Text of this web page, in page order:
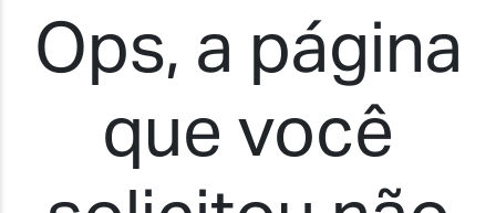
Ops, a página
que você